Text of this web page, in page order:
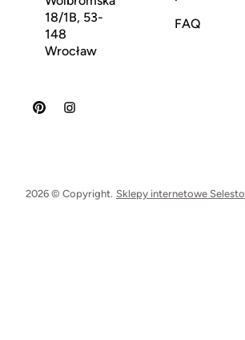
18/1B, 53-
148
Wrocław
FAQ
2026 © Copyright. Sklepy internetowe Selesto